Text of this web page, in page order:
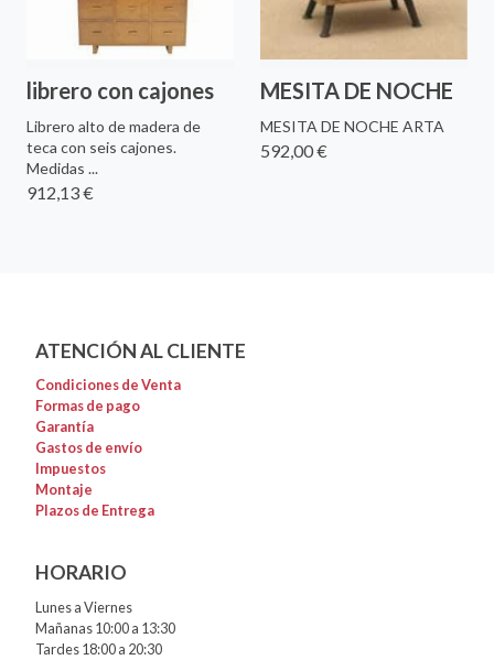
librero con cajones
Librero alto de madera de
teca con seis cajones.
Medidas ...
912,13 €
MESITA DE NOCHE
MESITA DE NOCHE ARTA
592,00 €
ATENCIÓN AL CLIENTE
Condiciones de Venta
Formas de pago
Garantía
Gastos de envío
Impuestos
Montaje
Plazos de Entrega
HORARIO
Lunes a Viernes
Mañanas 10:00 a 13:30
Tardes 18:00 a 20:30